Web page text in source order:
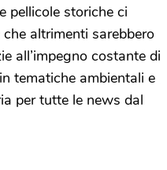
pellicole storiche ci
altrimenti sarebbero
all’impegno costante di
tematiche ambientali e
per tutte le news dal